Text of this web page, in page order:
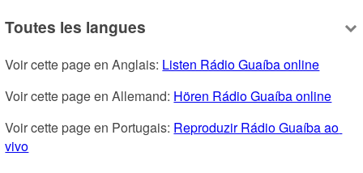
Toutes les langues
Voir cette page en Anglais: Listen Rádio Guaíba online
Voir cette page en Allemand: Hören Rádio Guaíba online
Voir cette page en Portugais: Reproduzir Rádio Guaíba ao
vivo